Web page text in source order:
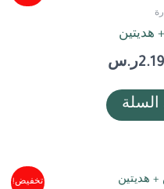
هديتين
ر.س
السلة
تخفيض!